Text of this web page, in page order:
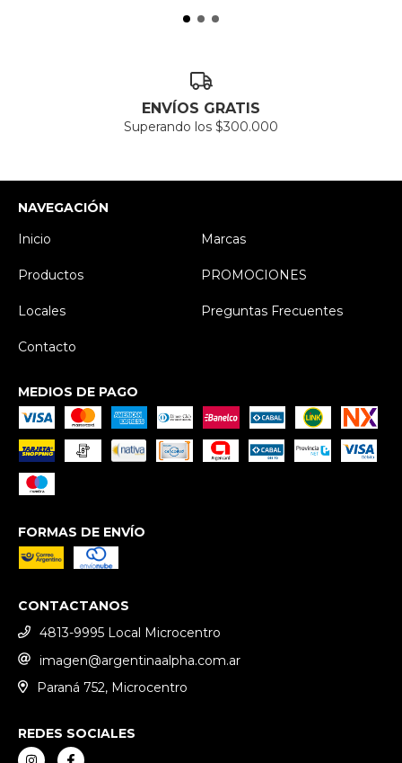
ENVÍOS GRATIS
Superando los $300.000
NAVEGACIÓN
Inicio
Marcas
Productos PROMOCIONES
Locales Preguntas Frecuentes
Contacto
MEDIOS DE PAGO
FORMAS DE ENVÍO
CONTACTANOS
4813-9995 Local Microcentro
imagen@argentinaalpha.com.ar
Paraná 752, Microcentro
REDES SOCIALES